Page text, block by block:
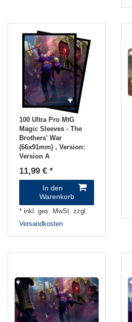
100 Ultra Pro MtG
Magic Sleeves - The
Brothers' War
(66x91mm) , Version:
Version A
11,99 € *
In den
Warenkorb
*inkl. ges. MwSt. zzgl.
Versandkosten